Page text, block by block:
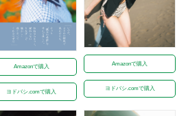
Amazonで購入
ヨドバシ.comで購入
Amazonで購入
ヨドバシ.comで購入